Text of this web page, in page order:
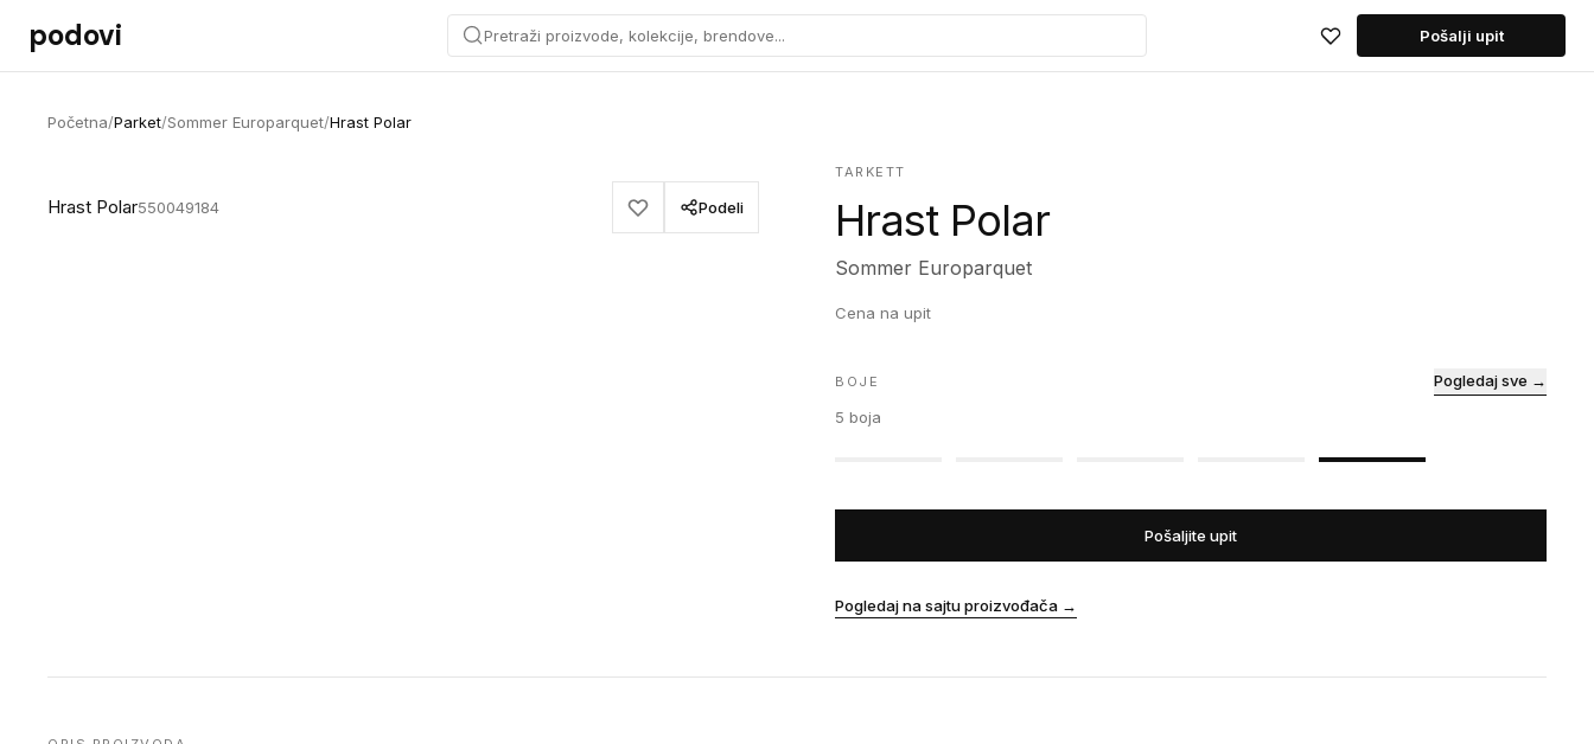
Preskoči na sadržaj
podovi Pretraži proizvode, kolekcije, brendove... Pošalji upit
Početna/Parket/Sommer Europarquet/Hrast Polar
Hrast Polar550049184 Podeli
TARKETT
Hrast Polar
Sommer Europarquet
Cena na upit
BOJE
5 boja
Pogledaj sve →
Pošaljite upit
Pogledaj na sajtu proizvođača →